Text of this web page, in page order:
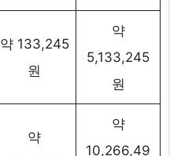
약 133,245
원
약
5,133,245
원
약
약
10,266,49